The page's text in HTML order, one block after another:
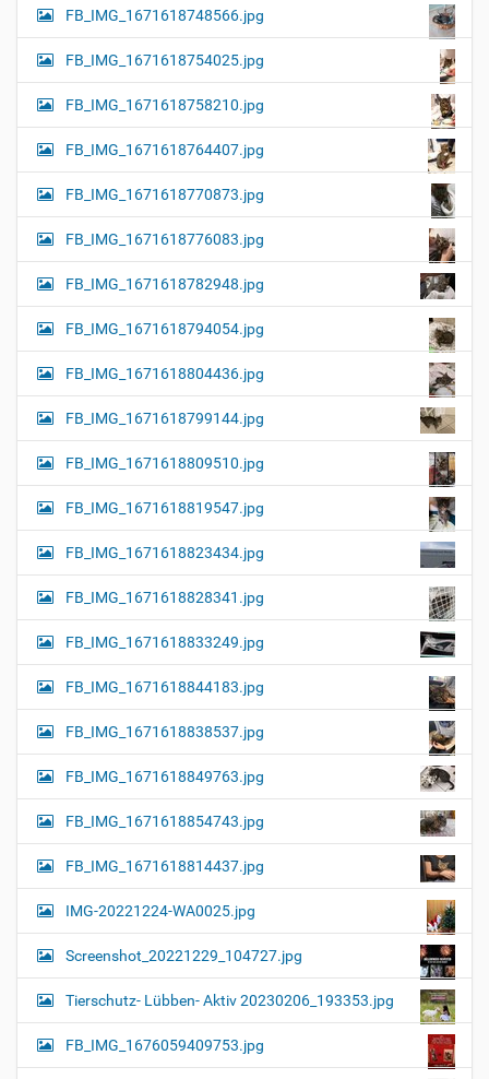
FB_IMG_1671618748566.jpg
FB_IMG_1671618754025.jpg
FB_IMG_1671618758210.jpg
FB_IMG_1671618764407.jpg
FB_IMG_1671618770873.jpg
FB_IMG_1671618776083.jpg
FB_IMG_1671618782948.jpg
FB_IMG_1671618794054.jpg
FB_IMG_1671618804436.jpg
FB_IMG_1671618799144.jpg
FB_IMG_1671618809510.jpg
FB_IMG_1671618819547.jpg
FB_IMG_1671618823434.jpg
FB_IMG_1671618828341.jpg
FB_IMG_1671618833249.jpg
FB_IMG_1671618844183.jpg
FB_IMG_1671618838537.jpg
FB_IMG_1671618849763.jpg
FB_IMG_1671618854743.jpg
FB_IMG_1671618814437.jpg
IMG-20221224-WA0025.jpg
Screenshot_20221229_104727.jpg
Tierschutz- Lübben- Aktiv 20230206_193353.jpg
FB_IMG_1676059409753.jpg